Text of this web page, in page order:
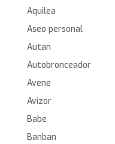
Aquilea
Aseo personal
Autan
Autobronceador
Avene
Avizor
Babe
Banban